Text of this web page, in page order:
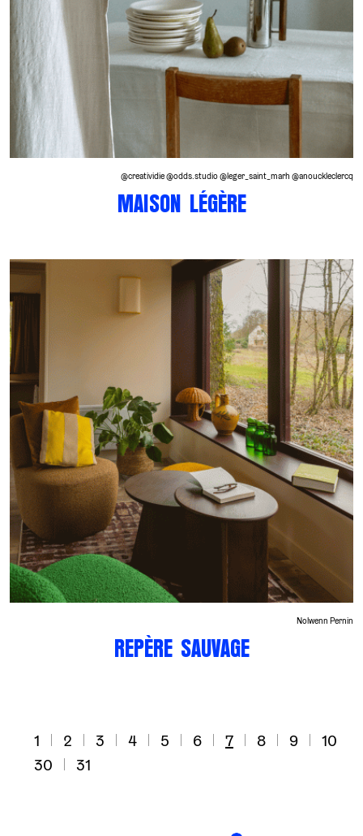
@creatividie @odds.studio @leger_saint_marh @anouckleclercq
MAISON LÉGÈRE
Nolwenn Pernin
REPÈRE SAUVAGE
1 2 3 4 5 6 7 8 9
10
30
31